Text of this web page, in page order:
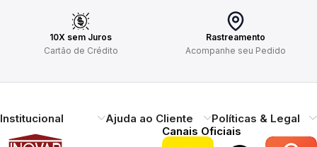
10X sem Juros
Cartão de Crédito
Rastreamento
Acompanhe seu Pedido
Institucional Ajuda ao Cliente Políticas & Legal
Canais Oficiais